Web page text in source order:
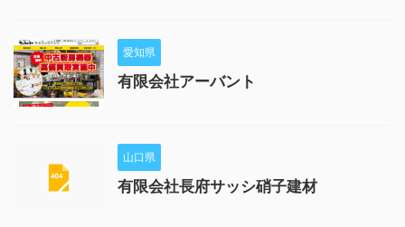
愛知県
有限会社アーバント
山口県
有限会社長府サッシ硝子建材